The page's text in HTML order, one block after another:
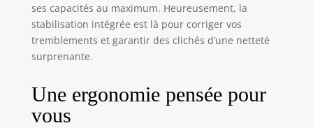
ses capacités au maximum. Heureusement, la
stabilisation intégrée est là pour corriger vos
tremblements et garantir des clichés d’une netteté
surprenante.
Une ergonomie pensée pour
vous